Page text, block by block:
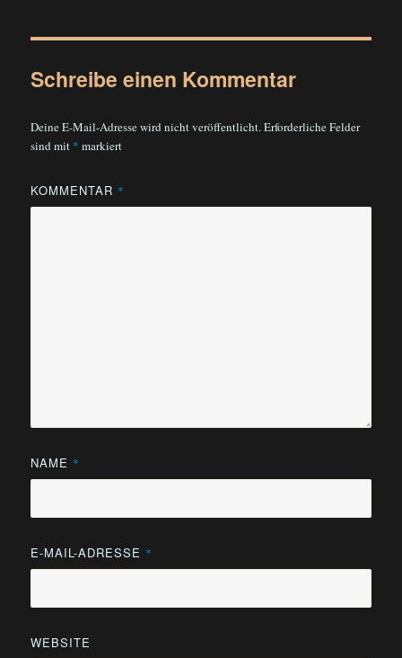
Schreibe einen Kommentar
Deine E-Mail-Adresse wird nicht veröffentlicht.Erforderliche Felder
sind mit * markiert
KOMMENTAR *
NAME *
E-MAIL-ADRESSE *
WEBSITE